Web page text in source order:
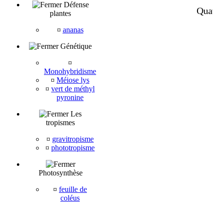
Défense
plantes
¤ ananas
Génétique
¤
Monohybridisme
¤ Méiose lys
¤ vert de méthyl
pyronine
Les
tropismes
¤ gravitropisme
¤ phototropisme
Photosynthèse
¤ feuille de
coléus